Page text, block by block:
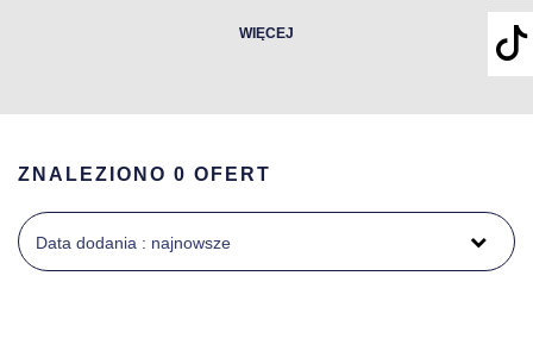
WIĘCEJ
ZNALEZIONO 0 OFERT
Data dodania : najnowsze